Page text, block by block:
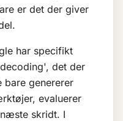
er det der giver
har specifikt
det der
bare genererer
evaluerer
skridt. I